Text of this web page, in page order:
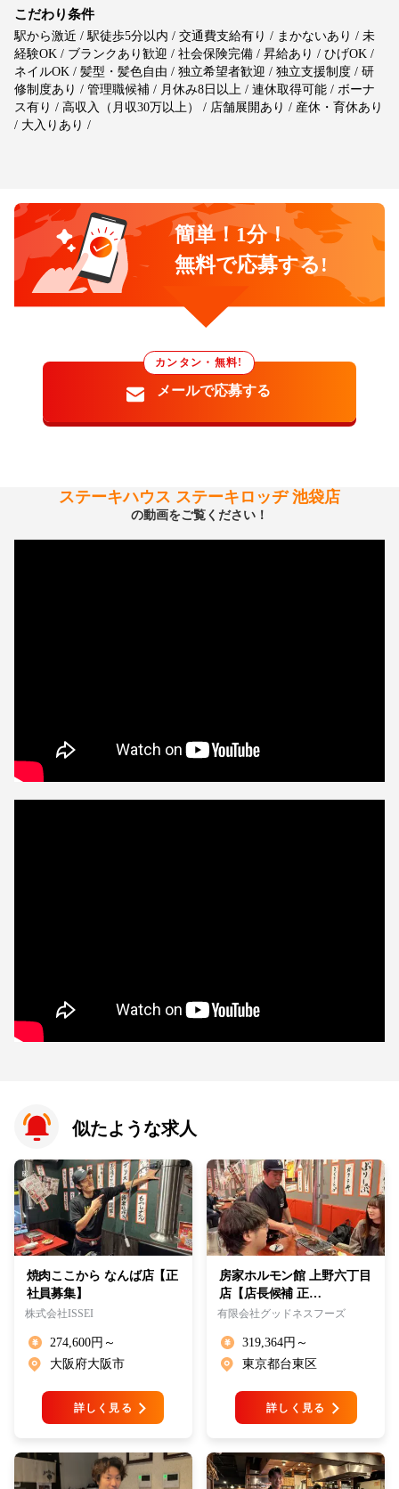
こだわり条件
駅から激近 / 駅徒歩5分以内 / 交通費支給有り / まかないあり / 未
経験OK / ブランクあり歓迎 / 社会保険完備 / 昇給あり / ひげOK /
ネイルOK / 髪型・髪色自由 / 独立希望者歓迎 / 独立支援制度 / 研
修制度あり / 管理職候補 / 月休み8日以上 / 連休取得可能 / ボーナ
ス有り / 高収入（月収30万以上） / 店舗展開あり / 産休・育休あり
/ 大入りあり /
簡単！1分！
無料で応募する!
カンタン・無料!
ステーキハウス ステーキロッヂ 池袋店
の動画をご覧ください！
似たような求人
焼肉ここから なんば店【正
社員募集】
株式会社ISSEI
274,600円～
大阪府大阪市
詳しく見る
房家ホルモン館 上野六丁目
店【店長候補 正…
有限会社グッドネスフーズ
319,364円～
東京都台東区
詳しく見る